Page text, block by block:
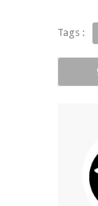
Tags :